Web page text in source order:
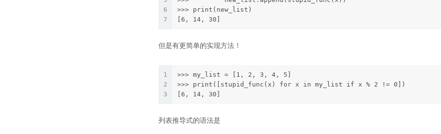
6
7
>>> print(new_list)
[6, 14, 30]
但是有更简单的实现方法！
1
2
3
>>> my_list = [1, 2, 3, 4, 5]
>>> print([stupid_func(x) for x in my_list if x % 2 != 0])
[6, 14, 30]
列表推导式的语法是